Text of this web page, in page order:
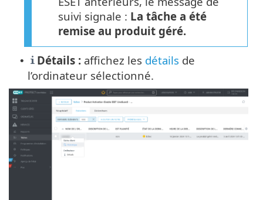
suivi signale : La tâche a été
remise au produit géré.
• Détails : affichez les détails de
l’ordinateur sélectionné.